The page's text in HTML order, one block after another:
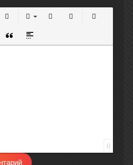
ссылку
скрытого текста
Вставка цитаты
Вставка спойлера
0